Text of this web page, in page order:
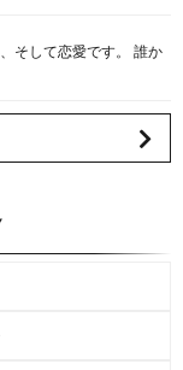
そして恋愛です。 誰か